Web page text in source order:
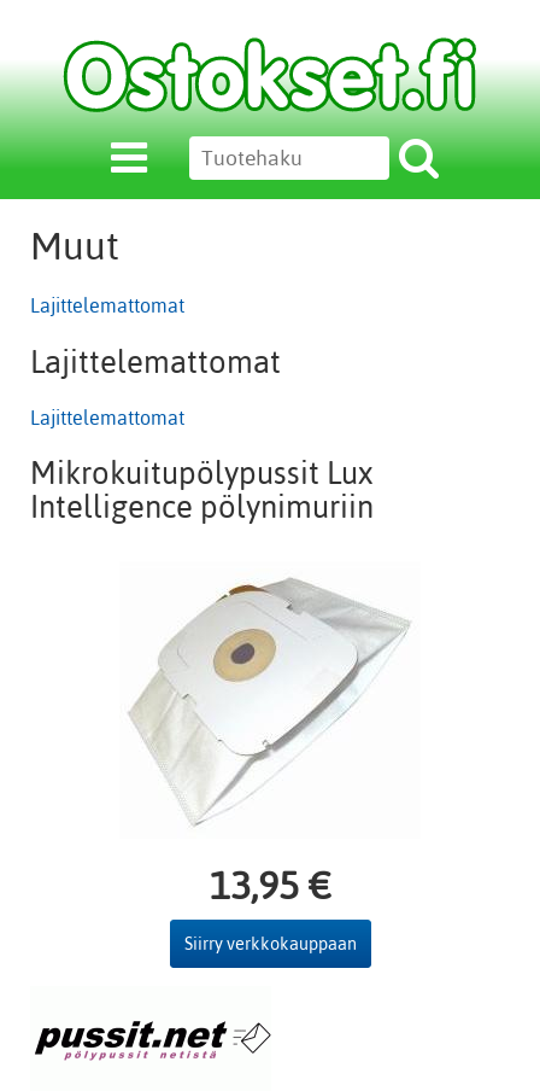
Muut
Lajittelemattomat
Lajittelemattomat
Lajittelemattomat
Mikrokuitupölypussit Lux
Intelligence pölynimuriin
13,95 €
Siirry verkkokauppaan